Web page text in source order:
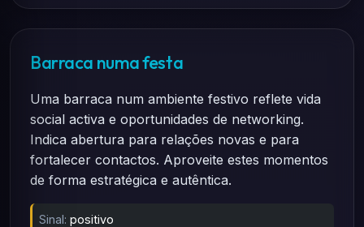
Barraca numa festa
Uma barraca num ambiente festivo reflete vida
social activa e oportunidades de networking.
Indica abertura para relações novas e para
fortalecer contactos. Aproveite estes momentos
de forma estratégica e autêntica.
Sinal: positivo